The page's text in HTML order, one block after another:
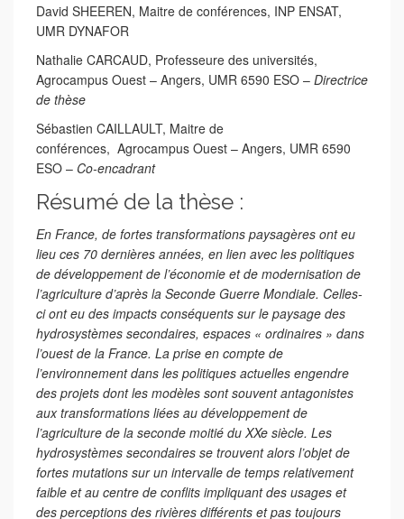
David SHEEREN, Maitre de conférences, INP ENSAT,
UMR DYNAFOR
Nathalie CARCAUD, Professeure des universités,
Agrocampus Ouest – Angers, UMR 6590 ESO – Directrice
de thèse
Sébastien CAILLAULT, Maitre de
conférences, Agrocampus Ouest – Angers, UMR 6590
ESO – Co-encadrant
Résumé de la thèse :
En France, de fortes transformations paysagères ont eu
lieu ces 70 dernières années, en lien avec les politiques
de développement de l’économie et de modernisation de
l’agriculture d’après la Seconde Guerre Mondiale. Celles-
ci ont eu des impacts conséquents sur le paysage des
hydrosystèmes secondaires, espaces « ordinaires » dans
l’ouest de la France. La prise en compte de
l’environnement dans les politiques actuelles engendre
des projets dont les modèles sont souvent antagonistes
aux transformations liées au développement de
l’agriculture de la seconde moitié du XXe siècle. Les
hydrosystèmes secondaires se trouvent alors l’objet de
fortes mutations sur un intervalle de temps relativement
faible et au centre de conflits impliquant des usages et
des perceptions des rivières différents et pas toujours